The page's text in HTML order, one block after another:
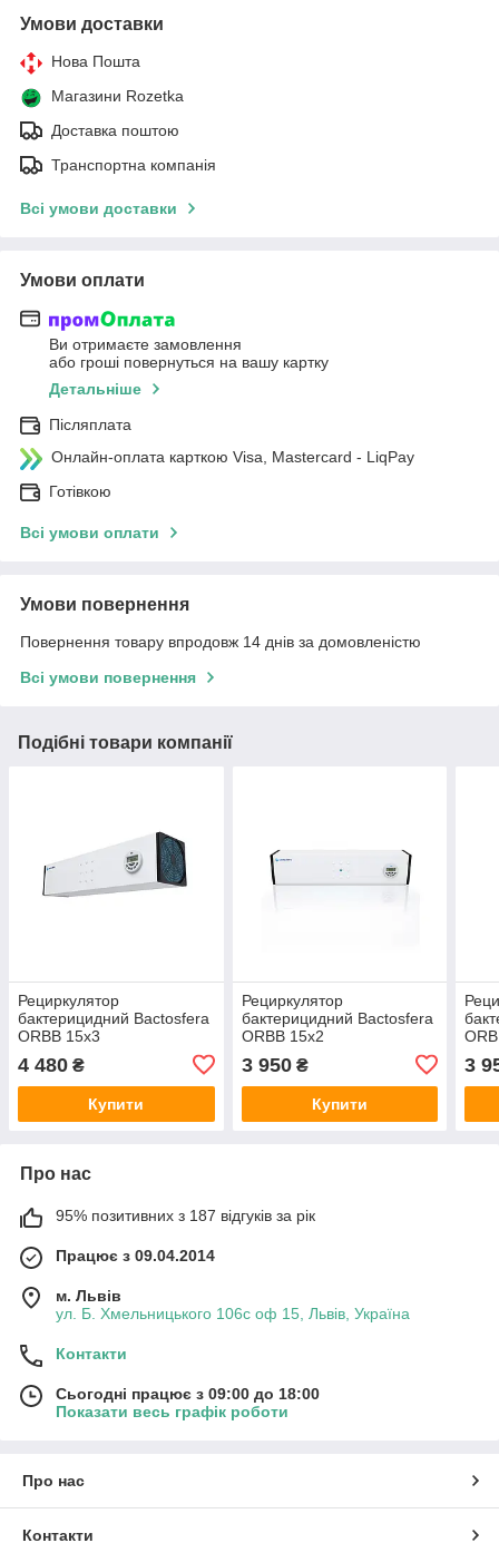
Умови доставки
Нова Пошта
Магазини Rozetka
Доставка поштою
Транспортна компанія
Всі умови доставки
Умови оплати
Ви отримаєте замовлення
або гроші повернуться на вашу картку
Детальніше
Післяплата
Онлайн-оплата карткою Visa, Mastercard - LiqPay
Готівкою
Всі умови оплати
Умови повернення
Повернення товару впродовж 14 днів за домовленістю
Всі умови повернення
Подібні товари компанії
Рециркулятор
бактерицидний Bactosfera
ORBB 15x3
4 480 ₴
Купити
Рециркулятор
бактерицидний Bactosfera
ORBB 15x2
3 950₴
Купити
3
Про нас
95% позитивних з 187 відгуків за рік
Працює з 09.04.2014
м. Львів
ул. Б. Хмельницького 106с оф 15, Львів, Україна
Контакти
Сьогодні працює з 09:00 до 18:00
Показати весь графік роботи
Про нас
Контакти